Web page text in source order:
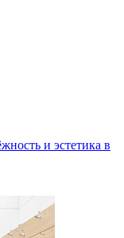
и эстетика в